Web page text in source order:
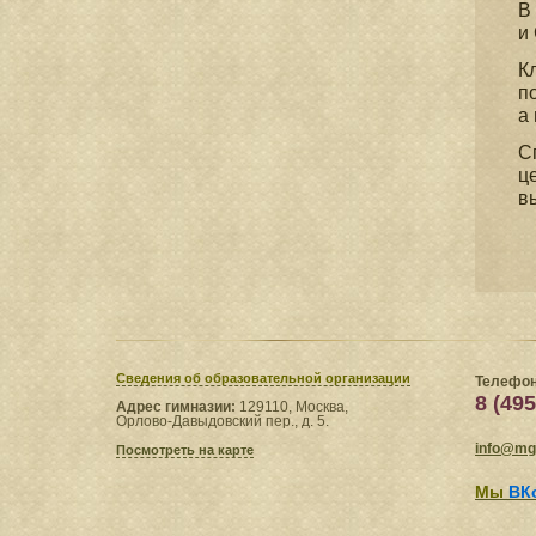
В
и
а
Сведения​ об образовательной организации
Адрес гимназии: 129110, Москва,
Орлово-Давыдовский пер., д. 5.
Посмотреть на карте
8
Мы